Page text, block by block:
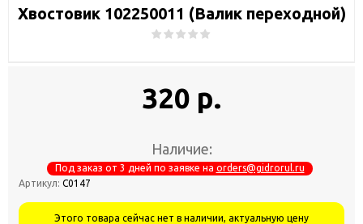
Хвостовик 102250011 (Валик переходной)
320 р.
Наличие:
Под заказ от 3 дней по заявке на orders@gidrorul.ru
Артикул: С0147
Этого товара сейчас нет в наличии, актуальную цену